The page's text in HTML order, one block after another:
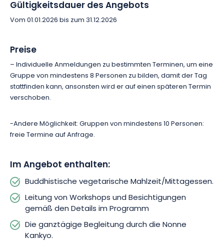
Hütte im Herzen des Waldes wohnt, um ihre Erfahrungen auf
Natur und das Wissen um die Stille näher bringen.
Genießen Sie neben der Entdeckungstour ein buddhistisches
Essen, das auf Wunsch auch glutenfrei und vegetarisch
erhältlich ist. Das Paket richtet sich an alle Personen über 16
Jahre und ist besonders für Menschen mit Unruhezuständen,
Stress etc. geeignet. Die Meditationen sind auch für Anfänger
Die Erfahrung erfordert das Tragen von weicher und
Nachmittag den persönlichen Kreationen gewidmet, wobei
die Intimsphäre vollständig respektiert wird.
Buchen Sie jetzt und erleben Sie eine ganz neue Auszeit im
Elsass bei einem Tag buddhistischer Vertiefung im Zen-
Tempel Elsass!
Gültigkeitsdauer des Angebots
Vom 01.01.2026 bis zum 31.12.2026
Preise
– Individuelle Anmeldungen zu bestimmten Terminen, um eine
Gruppe von mindestens 8 Personen zu bilden, damit der Tag
stattfinden kann, ansonsten wird er auf einen späteren Termin
verschoben.
-Andere Möglichkeit: Gruppen von mindestens 10 Personen:
freie Termine auf Anfrage.
Im Angebot enthalten:
Buddhistische vegetarische Mahlzeit/Mittagessen.
Leitung von Workshops und Besichtigungen
gemäß den Details im Programm
Die ganztägige Begleitung durch die Nonne
Kankyo.